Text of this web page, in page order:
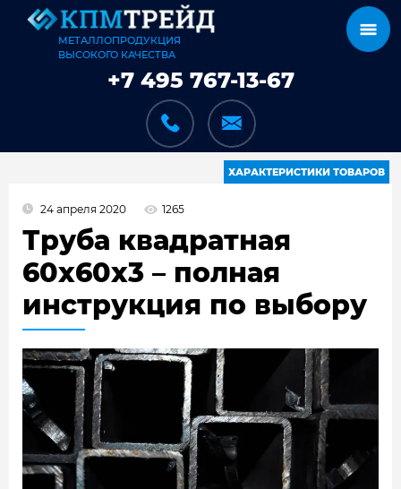
МЕТАЛЛОПРОДУКЦИЯ
ВЫСОКОГО КАЧЕСТВА
+7 495 767-13-67
КАК МЫ РАБОТАЕМ
ДОСТАВКА И ОПЛАТА
НАШИ ОБЪЕКТЫ
ОТЗЫВЫ
ХАРАКТЕРИСТИКИ ТОВАРОВ
24 апреля 2020 1265
Труба квадратная
60x60x3 – полная
инструкция по выбору